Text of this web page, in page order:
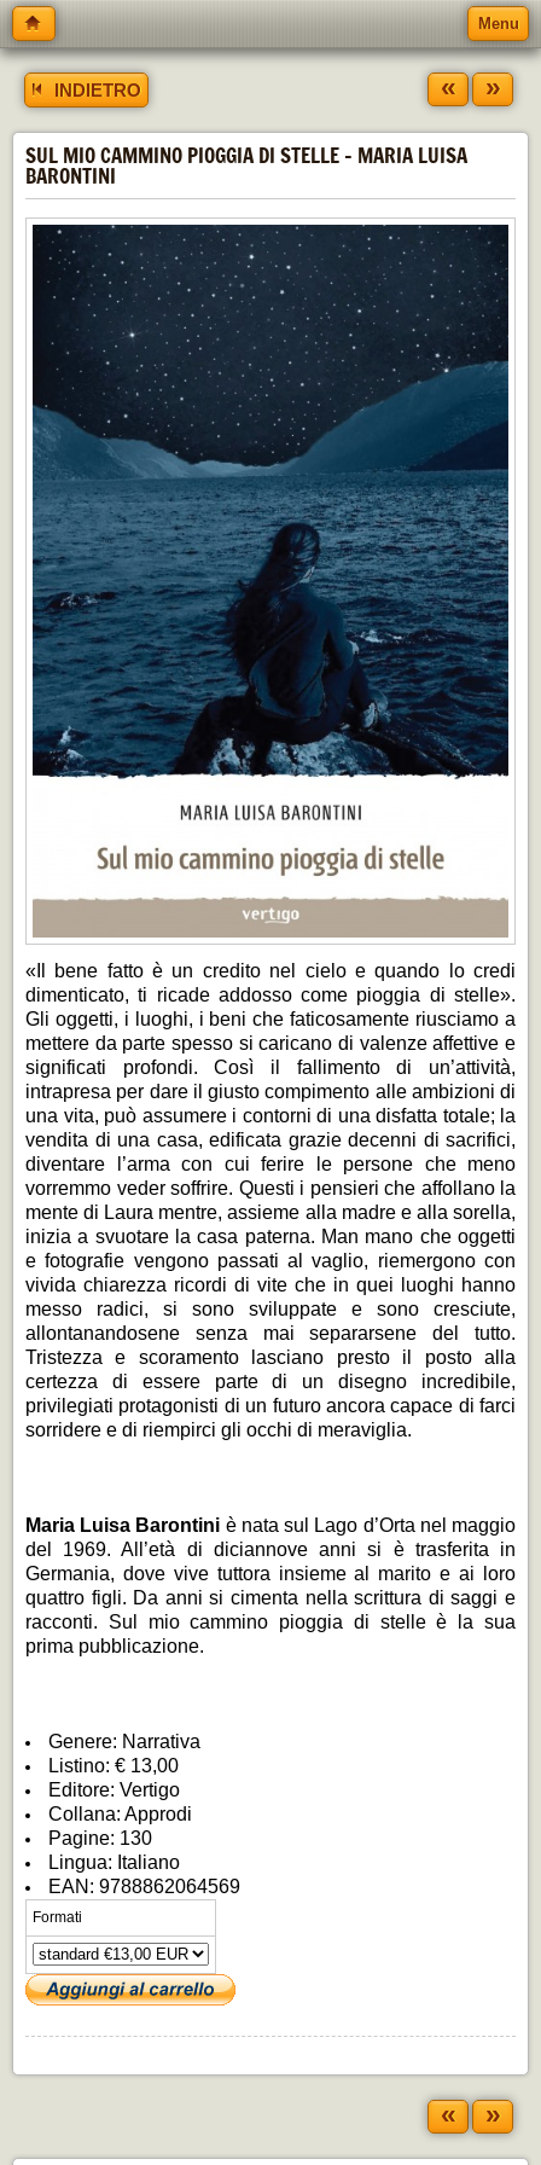
Menu
INDIETRO « »
SUL MIO CAMMINO PIOGGIA DI STELLE - MARIA LUISA
BARONTINI
«Il bene fatto è un credito nel cielo e quando lo credi
dimenticato, ti ricade addosso come pioggia di stelle».
Gli oggetti, i luoghi, i beni che faticosamente riusciamo a
mettere da parte spesso si caricano di valenze affettive e
significati profondi. Così il fallimento di un’attività,
intrapresa per dare il giusto compimento alle ambizioni di
una vita, può assumere i contorni di una disfatta totale; la
vendita di una casa, edificata grazie decenni di sacrifici,
diventare l’arma con cui ferire le persone che meno
vorremmo veder soffrire. Questi i pensieri che affollano la
mente di Laura mentre, assieme alla madre e alla sorella,
inizia a svuotare la casa paterna. Man mano che oggetti
e fotografie vengono passati al vaglio, riemergono con
vivida chiarezza ricordi di vite che in quei luoghi hanno
messo radici, si sono sviluppate e sono cresciute,
allontanandosene senza mai separarsene del tutto.
Tristezza e scoramento lasciano presto il posto alla
certezza di essere parte di un disegno incredibile,
privilegiati protagonisti di un futuro ancora capace di farci
sorridere e di riempirci gli occhi di meraviglia.
Maria Luisa Barontini è nata sul Lago d’Orta nel maggio
del 1969. All’età di diciannove anni si è trasferita in
Germania, dove vive tuttora insieme al marito e ai loro
quattro figli. Da anni si cimenta nella scrittura di saggi e
racconti. Sul mio cammino pioggia di stelle è la sua
prima pubblicazione.
Genere: Narrativa
Listino: € 13,00
Editore: Vertigo
Collana: Approdi
Pagine: 130
Lingua: Italiano
EAN: 9788862064569
Formati
« »